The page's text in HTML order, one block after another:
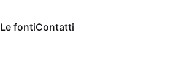
Le fontiContatti